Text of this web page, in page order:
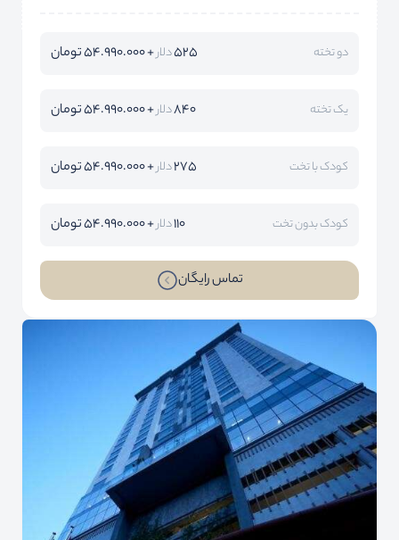
دو تخته 525دلار+ 54.990.000 تومان
یک تخته 840دلار+ 54.990.000 تومان
کودک با تخت 275دلار+ 54.990.000 تومان
کودک بدون تخت 110دلار+ 54.990.000 تومان
تماس رایگان